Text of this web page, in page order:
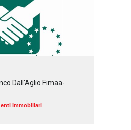
Dall'Aglio Fimaa-
Immobiliari